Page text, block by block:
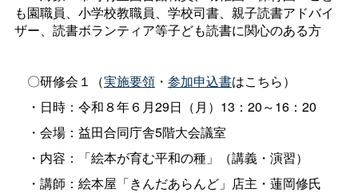
も園職員、小学校教職員、学校司書、親子読書アドバイ
ザー、読書ボランティア等子ども読書に関心のある方
〇研修会１（実施要領・ 参加申込書はこちら）
・日時：令和８年６月29日（月）13：20～16：20
・会場：益田合同庁舎5階大会議室
・内容：「絵本が育む平和の種」（講義・演習）
・講師：絵本屋「きんだあらんど」店主・蓮岡修氏